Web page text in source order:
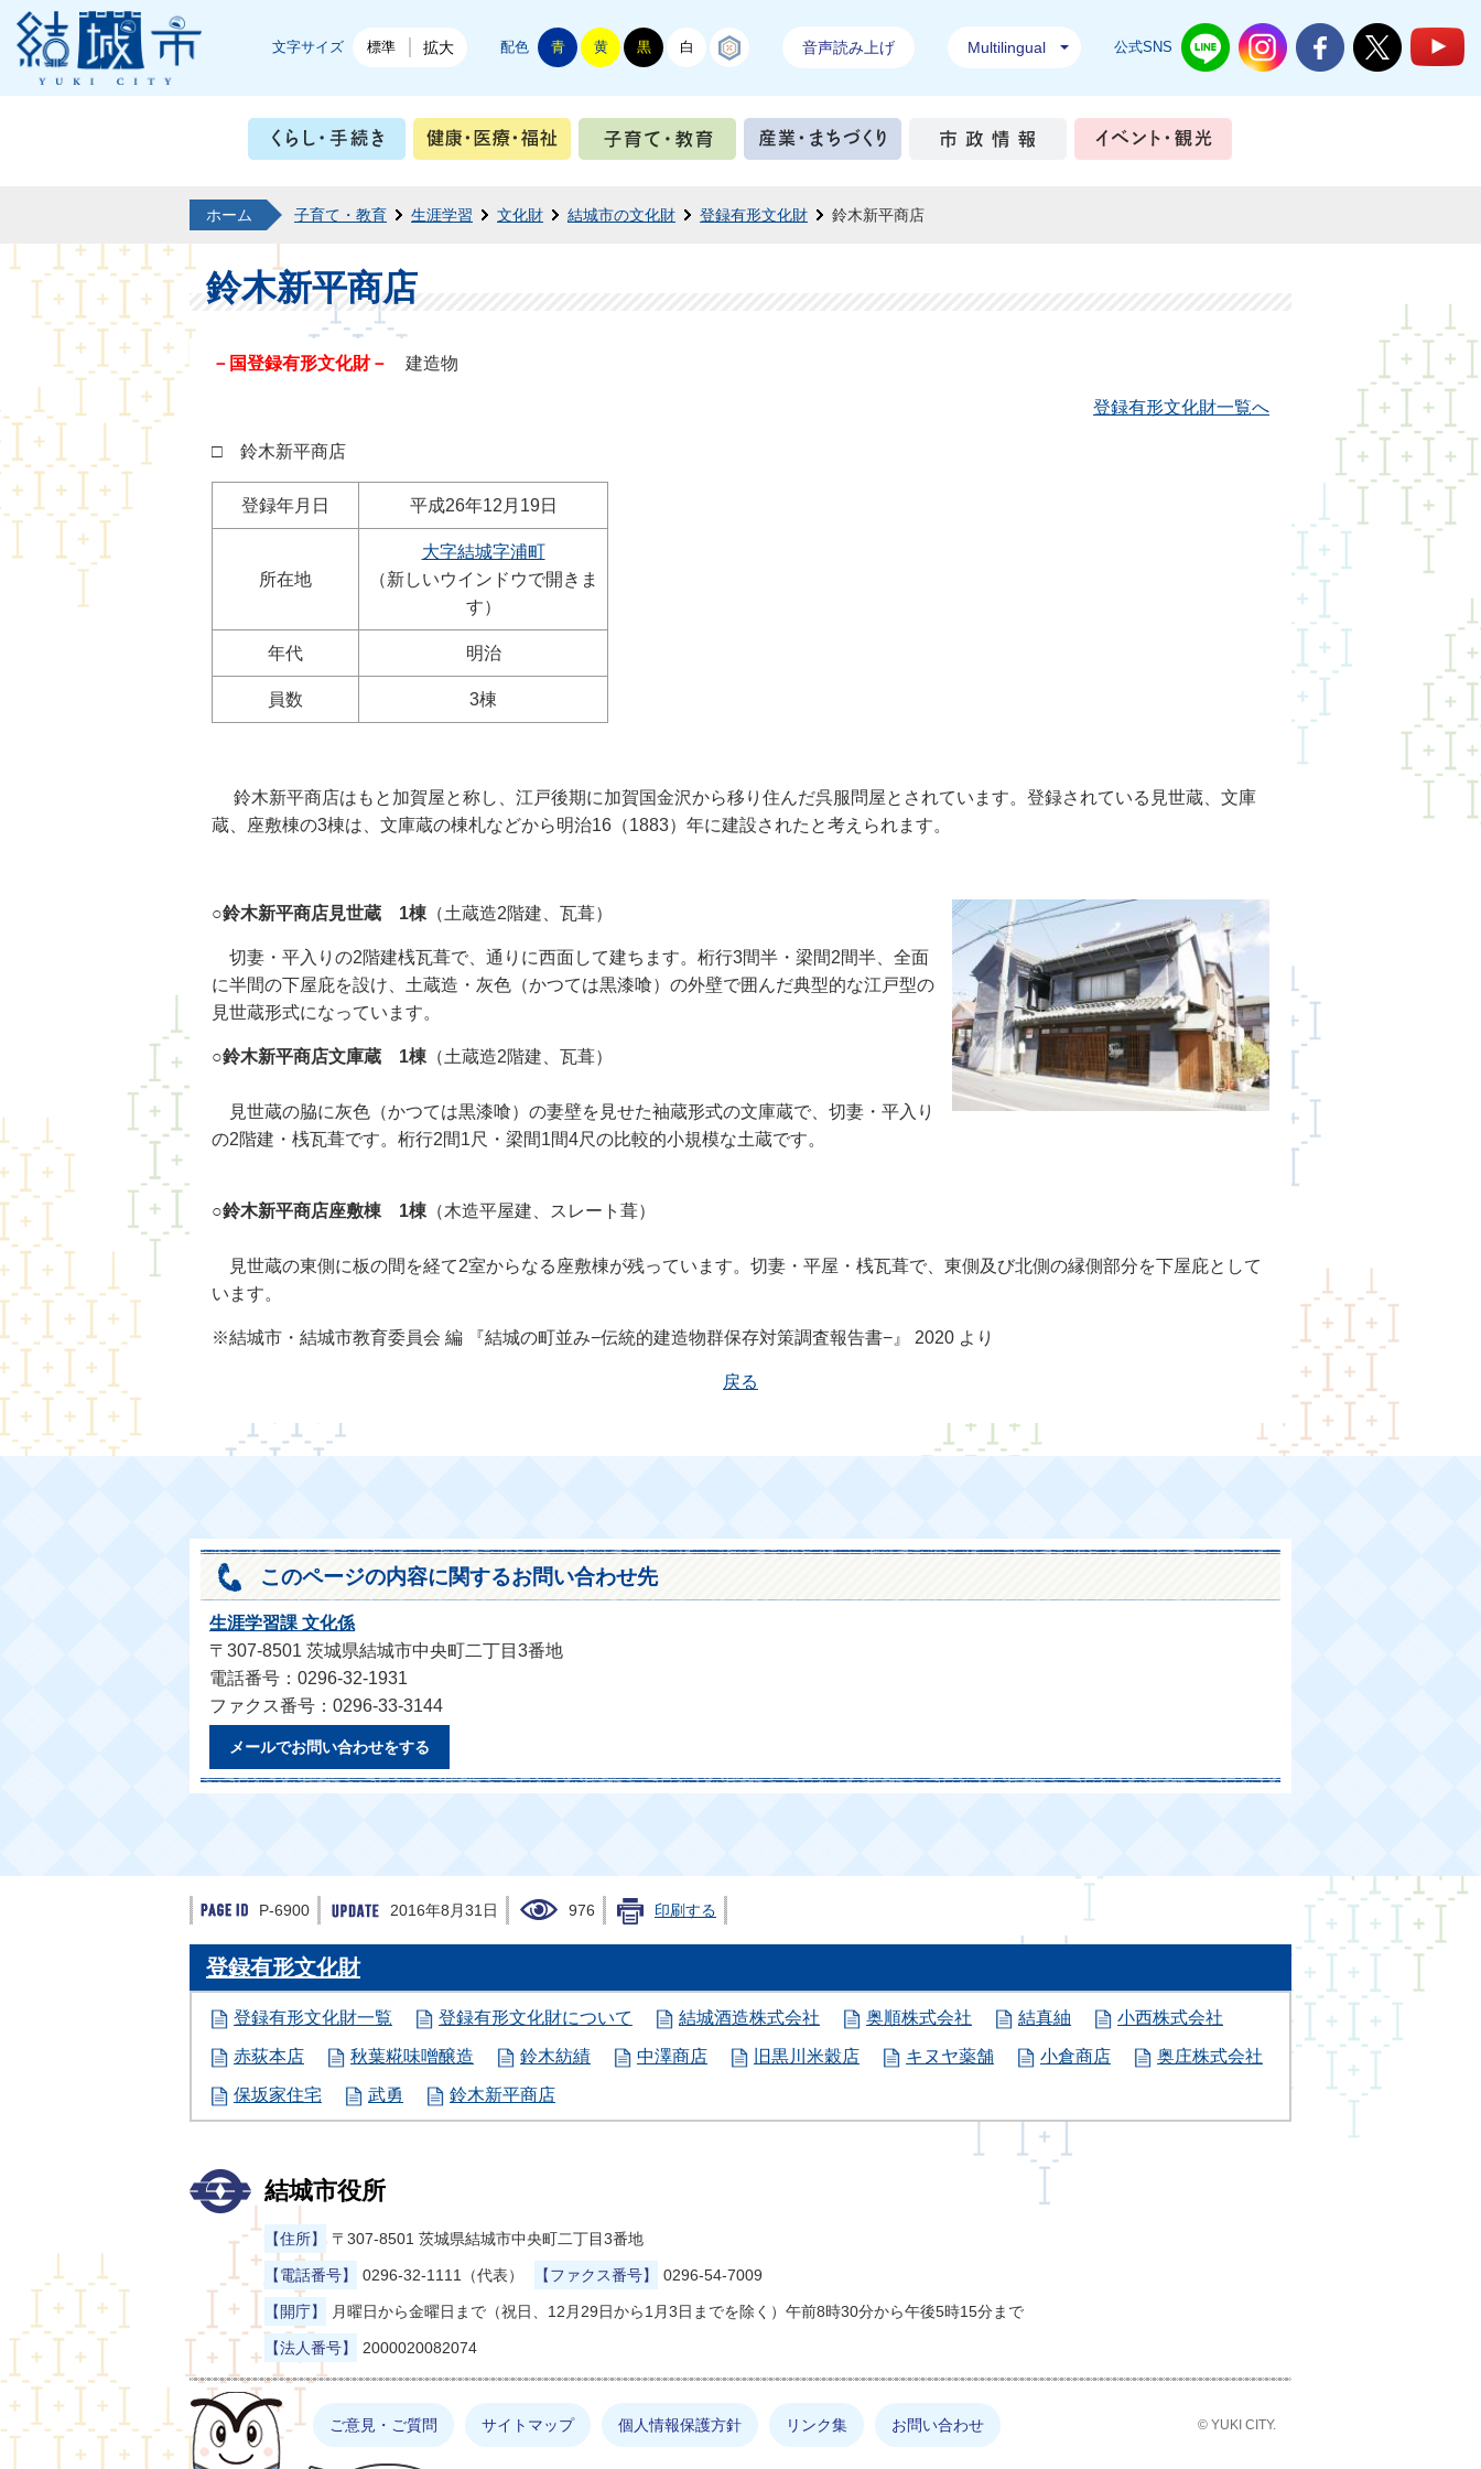
結城市公式ホームページ
文字サイズ 標準 拡大 配色 青 黄 黒 白 音声読み上げ Multilingual 公式SNS 結城市公式LINE結城市公式Instagram
結城市公式Facebook
結城市公式
くらし・手続き 健康・医療・福祉 子育て・教育 産業・まちづくり 市政情報
まゆげった
ホーム 子育て・教育 生涯学習 文化財 結城市の文化財 登録有形文化財 鈴木新平商店
鈴木新平商店
－国登録有形文化財－ 建造物
登録有形文化財一覧へ
□ 鈴木新平商店
登録年月日 平成26年12月19日
所在地
大字結城字浦町
（新しいウインドウで開きま
す）
年代 明治
員数 3棟
鈴木新平商店はもと加賀屋と称し、江戸後期に加賀国金沢から移り住んだ呉服問屋とされています。登録されている見世蔵、文庫
蔵、座敷棟の3棟は、文庫蔵の棟札などから明治16（1883）年に建設されたと考えられます。
○鈴木新平商店見世蔵 1棟 （土蔵造2階建、瓦葺）
切妻・平入りの2階建桟瓦葺で、通りに西面して建ちます。桁行3間半・梁間2間半、全面
に半間の下屋庇を設け、土蔵造・灰色（かつては黒漆喰）の外壁で囲 んだ典型的な江戸型の
見世蔵形式になっています。
○鈴木新平商店文庫蔵 1棟 （土蔵造2階建、瓦葺）
見世蔵の脇に灰色（かつては黒漆喰）の妻壁を見せた袖蔵形式の文庫蔵で、切妻・平入り
の2階建・桟瓦葺です。桁行2間1尺・梁間1間4尺の比較的小規模な土蔵です。
○鈴木新平商店座敷棟 1棟 （木造平屋建、スレート葺）
見世蔵の東側に板の間を経て2室からなる座敷棟が残っています。切妻・平屋・桟瓦葺で、東側及び北側の縁側部分を下屋庇として
います。
※結城市・結城市教育委員会 編 『結城の町並み−伝統的建造物群保存対策調査報告書−』 2020 より
戻る
このページの内容に関するお問い合わせ先
生涯学習課 文化係
〒307-8501 茨城県結城市中央町二丁目3番地
電話番号：0296-32-1931
ファクス番号：0296-33-3144
メールでお問い合わせをする
P-6900 2016年8月31日 976 印刷する
登録有形文化財
登録有形文化財一覧 登録有形文化財について 結城酒造株式会社 奥順株式会社 結真紬 小西株式会社
赤荻本店 秋葉糀味噌醸造 鈴木紡績 中澤商店 旧黒川米穀店 キヌヤ薬舗 小倉商店 奥庄株式会社
保坂家住宅 武勇 鈴木新平商店
結城市役所
【住所】 〒307-8501 茨城県結城市中央町二丁目3番地
【電話番号】 0296-32-1111（代表） 【ファクス番号】 0296-54-7009
【開庁】 月曜日から金曜日まで（祝日、12月29日から1月3日までを除く）午前8時30分から午後5時15分まで
【法人番号】 2000020082074
ご意見・ご質問 サイトマップ 個人情報保護方針 リンク集 お問い合わせ © YUKI CITY.